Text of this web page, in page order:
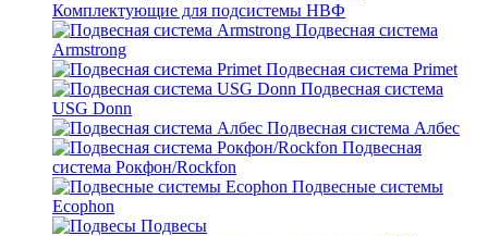
Комплектующие для подсистемы НВФ
Подвесная система
Armstrong
Подвесная система Primet
Подвесная система
USG Donn
Подвесная система Албес
Подвесная
система Рокфон/Rockfon
Подвесные системы
Ecophon
Подвесы